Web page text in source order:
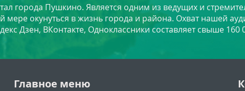
города Пушкино. Является одним из ведущих и
окунуться в жизнь города и района. Охват нашей
Дзен, ВКонтакте, Одноклассники составляет свыше 160
Главное меню